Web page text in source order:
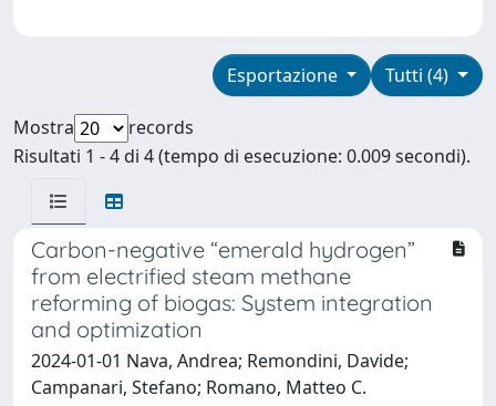
Tutti (4)
Esportazione
Mostra
records
Risultati 1 - 4 di 4 (tempo di esecuzione: 0.009 secondi).
Carbon-negative “emerald hydrogen”
from electrified steam methane
reforming of biogas: System integration
and optimization
2024-01-01 Nava, Andrea; Remondini, Davide;
Campanari, Stefano; Romano, Matteo C.